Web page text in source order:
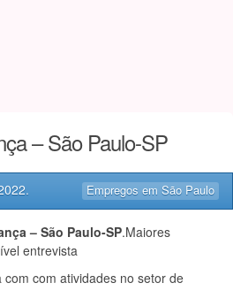
– São Paulo-SP
Empregos em São Paulo
.
– São Paulo-SP.Maiores
entrevista
com com atividades no setor de